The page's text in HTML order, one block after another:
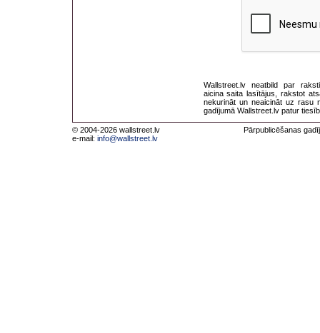
Wallstreet.lv neatbild par
aicina saita lasītājus, rakstot
nekurināt un neaicināt uz rasu
gadījumā Wallstreet.lv patur
© 2004-2026 wallstreet.lv
e-mail: info@wallstreet.lv
Pārpublicēšanas